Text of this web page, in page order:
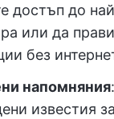
достъп до
или да
без
напомняния
известия